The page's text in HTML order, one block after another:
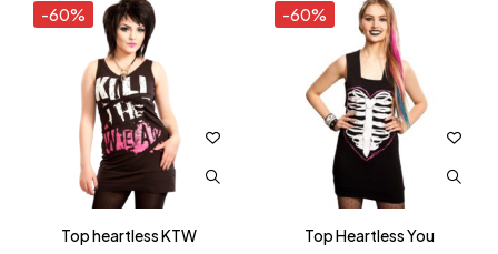
-60%
Top heartless KTW
-60%
Top Heartless You